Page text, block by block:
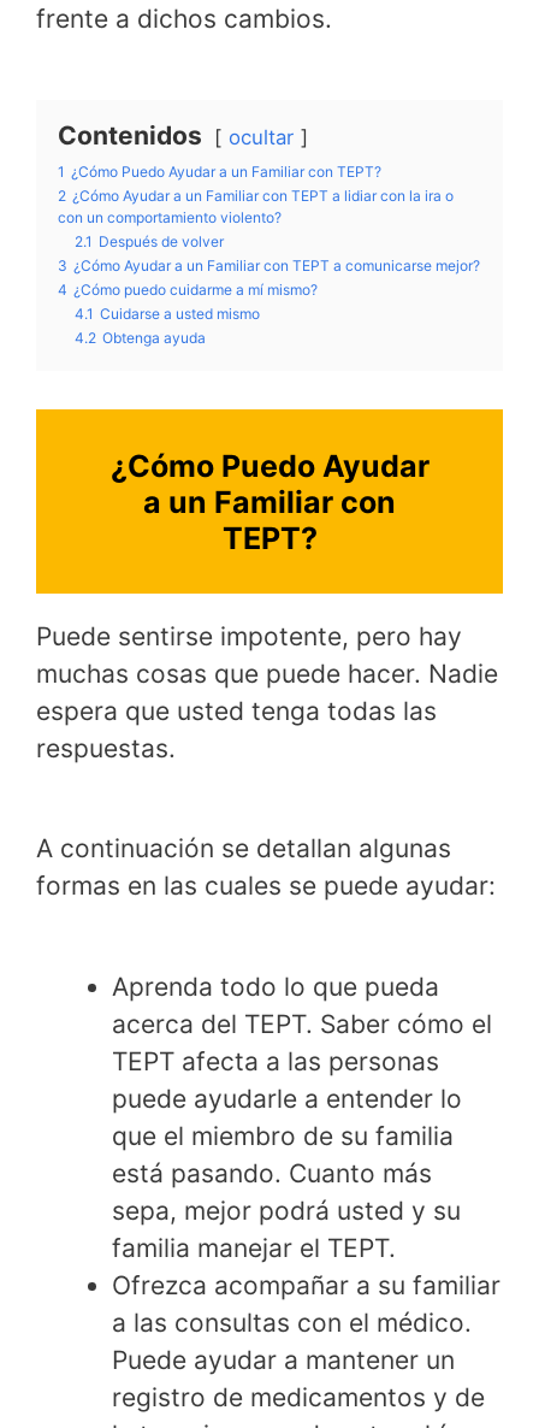
frente a dichos cambios.
Contenidos ocultar
1 ¿Cómo Puedo Ayudar a un Familiar con TEPT?
2 ¿Cómo Ayudar a un Familiar con TEPT a lidiar con la ira o
con un comportamiento violento?
2.1 Después de volver
3 ¿Cómo Ayudar a un Familiar con TEPT a comunicarse mejor?
4 ¿Cómo puedo cuidarme a mí mismo?
4.1 Cuidarse a usted mismo
4.2 Obtenga ayuda
¿Cómo Puedo Ayudar
a un Familiar con
TEPT?
Puede sentirse impotente, pero hay
muchas cosas que puede hacer. Nadie
espera que usted tenga todas las
respuestas.
A continuación se detallan algunas
formas en las cuales se puede ayudar:
Aprenda todo lo que pueda
acerca del TEPT. Saber cómo el
TEPT afecta a las personas
puede ayudarle a entender lo
que el miembro de su familia
está pasando. Cuanto más
sepa, mejor podrá usted y su
familia manejar el TEPT.
Ofrezca acompañar a su familiar
a las consultas con el médico.
Puede ayudar a mantener un
registro de medicamentos y de